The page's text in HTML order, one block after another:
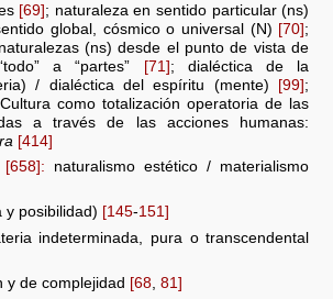
[69]; naturaleza en sentido particular (ns)
global, cósmico o universal (N) [70];
(ns) desde el punto de vista de
a “partes” [71]; dialéctica de la
/ dialéctica del espíritu (mente) [99];
como totalización operatoria de las
a través de las acciones humanas:
[414]
[658]: naturalismo estético / materialismo
y posibilidad) [145-151]
indeterminada, pura o transcendental
y de complejidad [68 ,81]